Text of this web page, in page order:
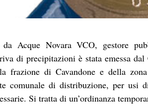
da Acque Novara VCO, gestore
di precipitazioni è stata emessa
frazione di Cavandone e della
comunale di distribuzione, per usi
Si tratta di un’ordinanza